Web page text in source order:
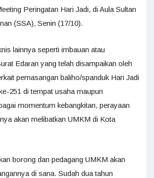
Peringatan Hari Jadi, di Aula Sultan
(SSA), Senin (17/10).
lainnya seperti imbauan atau
Edaran yang telah disampaikan oleh
pemasangan baliho/spanduk Hari Jadi
251 di tempat usaha maupun
momentum kebangkitan, perayaan
akan melibatkan UMKM di Kota
borong dan pedagang UMKM akan
di sana. Sudah dua tahun